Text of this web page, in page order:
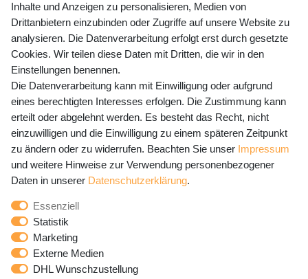
shop@banjado.com
Preisangaben inkl. gesetzl. MwSt. und zzgl. Service- und
Versandkosten
Newsletter Anmeldung - Keine Angebote
mehr verpassen!
E-MAIL **
Newsletter
Honig
Hiermit bestätige ich, dass ich die
gelesen habe. Meine Einwilligung kann ich jederzeit
widerrufen.**
Inhalte und Anzeigen zu personalisieren, Medien von
Drittanbietern einzubinden oder Zugriffe auf unsere Website zu
analysieren. Die Datenverarbeitung erfolgt erst durch gesetzte
Cookies. Wir teilen diese Daten mit Dritten, die wir in den
Einstellungen benennen.
Die Datenverarbeitung kann mit Einwilligung oder aufgrund
eines berechtigten Interesses erfolgen. Die Zustimmung kann
erteilt oder abgelehnt werden. Es besteht das Recht, nicht
einzuwilligen und die Einwilligung zu einem späteren Zeitpunkt
zu ändern oder zu widerrufen. Beachten Sie unser Impressum
und weitere Hinweise zur Verwendung personenbezogener
Daten in unserer Daten­schutz­erklärung.
Essenziell
Statistik
Marketing
Externe Medien
DHL Wunschzustellung